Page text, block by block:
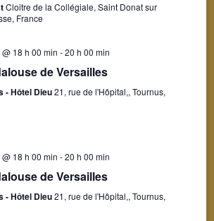
Cloitre de la Collégiale, Saint Donat sur
France
18 h 00 min -20 h 00 min
de Versailles
- Hôtel Dieu21, rue de l'Hôpital,, Tournus,
18 h 00 min -20 h 00 min
de Versailles
- Hôtel Dieu21, rue de l'Hôpital,, Tournus,